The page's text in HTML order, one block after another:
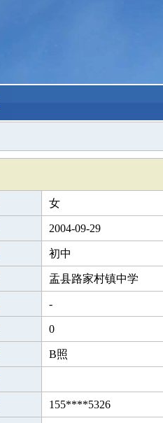
女
2004-09-29
初中
盂县路家村镇中学
-
0
B照
155****5326